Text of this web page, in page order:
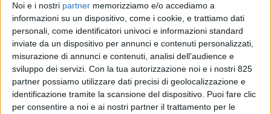
Noi e i nostri partner memorizziamo e/o accediamo a
informazioni su un dispositivo, come i cookie, e trattiamo dati
personali, come identificatori univoci e informazioni standard
inviate da un dispositivo per annunci e contenuti personalizzati,
misurazione di annunci e contenuti, analisi dell'audience e
sviluppo dei servizi. Con la tua autorizzazione noi e i nostri 825
partner possiamo utilizzare dati precisi di geolocalizzazione e
identificazione tramite la scansione del dispositivo. Puoi fare clic
per consentire a noi e ai nostri partner il trattamento per le